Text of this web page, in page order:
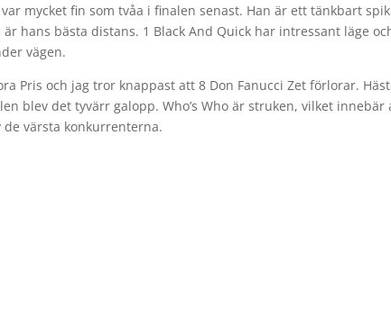
mycket fin som tvåa i finalen senast. Han är ett tänkbart
hans bästa distans. 1 Black And Quick har intressant läge
vägen.
Pris och jag tror knappast att 8 Don Fanucci Zet förlorar.
blev det tyvärr galopp. Who’s Who är struken, vilket innebär
värsta konkurrenterna.